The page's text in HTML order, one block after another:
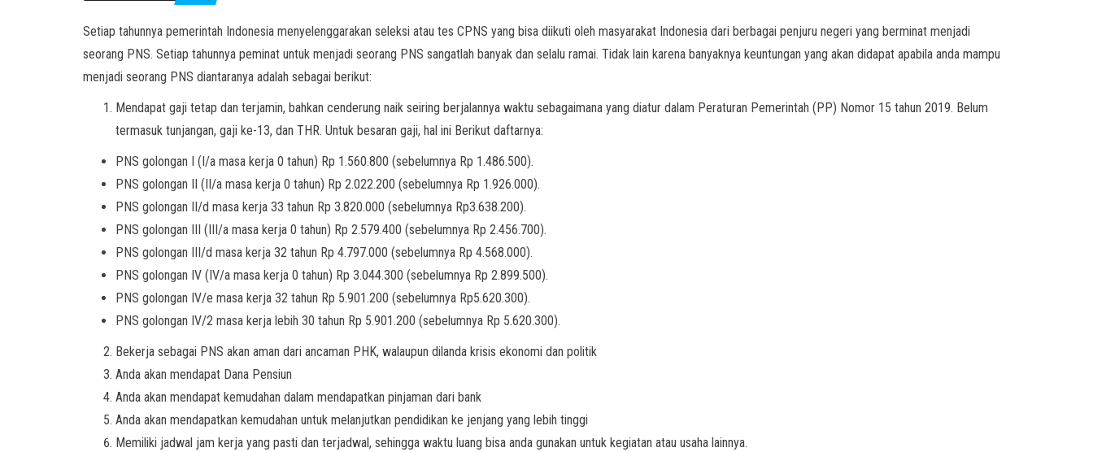
Setiap tahunnya pemerintah Indonesia menyelenggarakan seleksi atau tes CPNS yang bisa diikuti oleh masyarakat Indonesia dari berbagai penjuru negeri yang berminat menjadi
seorang PNS. Setiap tahunnya peminat untuk menjadi seorang PNS sangatlah banyak dan selalu ramai. Tidak lain karena banyaknya keuntungan yang akan didapat apabila anda mampu
menjadi seorang PNS diantaranya adalah sebagai berikut:
Mendapat gaji tetap dan terjamin, bahkan cenderung naik seiring berjalannya waktu sebagaimana yang diatur dalam Peraturan Pemerintah (PP) Nomor 15 tahun 2019. Belum
termasuk tunjangan, gaji ke-13, dan THR. Untuk besaran gaji, hal ini Berikut daftarnya:
PNS golongan I (I/a masa kerja 0 tahun) Rp 1.560.800 (sebelumnya Rp 1.486.500).
PNS golongan II (II/a masa kerja 0 tahun) Rp 2.022.200 (sebelumnya Rp 1.926.000).
PNS golongan II/d masa kerja 33 tahun Rp 3.820.000 (sebelumnya Rp3.638.200).
PNS golongan III (III/a masa kerja 0 tahun) Rp 2.579.400 (sebelumnya Rp 2.456.700).
PNS golongan III/d masa kerja 32 tahun Rp 4.797.000 (sebelumnya Rp 4.568.000).
PNS golongan IV (IV/a masa kerja 0 tahun) Rp 3.044.300 (sebelumnya Rp 2.899.500).
PNS golongan IV/e masa kerja 32 tahun Rp 5.901.200 (sebelumnya Rp5.620.300).
PNS golongan IV/2 masa kerja lebih 30 tahun Rp 5.901.200 (sebelumnya Rp 5.620.300).
Bekerja sebagai PNS akan aman dari ancaman PHK, walaupun dilanda krisis ekonomi dan politik
Anda akan mendapat Dana Pensiun
Anda akan mendapat kemudahan dalam mendapatkan pinjaman dari bank
Anda akan mendapatkan kemudahan untuk melanjutkan pendidikan ke jenjang yang lebih tinggi
Memiliki jadwal jam kerja yang pasti dan terjadwal, sehingga waktu luang bisa anda gunakan untuk kegiatan atau usaha lainnya.